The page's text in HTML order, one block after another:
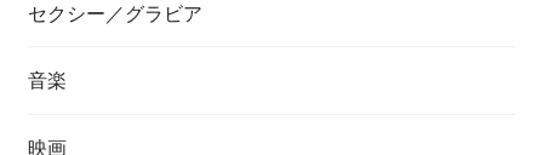
セクシー／グラビア
音楽
映画